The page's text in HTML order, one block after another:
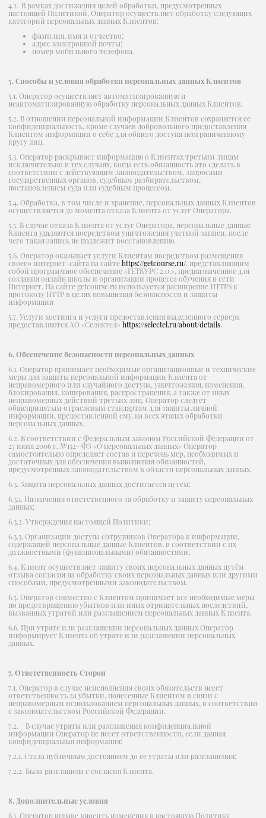
4.1. В рамках достижения целей обработки, предусмотренных
настоящей Политикой, Оператор осуществляет обработку следующих
категорий персональных данных Клиентов:
фамилия, имя и отчество;
адрес электронной почты;
номер мобильного телефона.
5. Способы и условия обработки персональных данных Клиентов
5.1. Оператор осуществляет автоматизированную и
неавтоматизированную обработку персональных данных Клиентов.
5.2. В отношении персональной информации Клиентов сохраняется ее
конфиденциальность, кроме случаев добровольного предоставления
Клиентом информации о себе для общего доступа неограниченному
кругу лиц.
5.3. Оператор раскрывает информацию о Клиентах третьим лицам
исключительно в тех случаях, когда есть обязанность это сделать в
соответствии с действующим законодательством, запросами
государственных органов, судебным разбирательством,
постановлением суда или судебным процессом.
5.4. Обработка, в том числе и хранение, персональных данных Клиентов
осуществляется до момента отказа Клиента от услуг Оператора.
5.5. В случае отказа Клиента от услуг Оператора, персональные данные
Клиента удаляются посредством уничтожения учетной записи, после
чего такая запись не подлежит восстановлению.
5.6. Оператор оказывает услуги Клиентам посредством размещения
своего интернет-сайта на сайтеhttps://getcourse.ru/, представляющим
собой программное обеспечение «ГЕТКУРС 2.0.», предназначенное для
создания онлайн школы и организации процесса обучения в сети
Интернет. На сайте getcourse.ru используется расширение HTTPS к
протоколу HTTP в целях повышения безопасности и защиты
информации
5.7. Услуги хостинга и услуги предоставления выделенного сервера
предоставляются АО «Селектел» https://selectel.ru/about/details.
6. Обеспечение безопасности персональных данных
6.1. Оператор принимает необходимые организационные и технические
меры для защиты персональной информации Клиента от
неправомерного или случайного доступа, уничтожения, изменения,
блокирования, копирования, распространения, а также от иных
неправомерных действий третьих лиц. Оператор следует
общепринятым отраслевым стандартам для защиты личной
информации, предоставленной ему, на всех этапах обработки
персональных данных.
6.2. В соответствии с Федеральным законом Российской Федерации от
27 июля 2006 г. №152- ФЗ «О персональных данных» Оператор
самостоятельно определяет состав и перечень мер, необходимых и
достаточных для обеспечения выполнения обязанностей,
предусмотренных законодательством в области персональных данных.
6.3. Защита персональных данных достигается путем:
6.3.1. Назначения ответственного за обработку и защиту персональных
данных;
6.3.2. Утверждения настоящей Политики;
6.3.3. Организации доступа сотрудников Оператора к информации,
содержащей персональные данные Клиентов, в соответствии с их
должностными (функциональными) обязанностями;
6.4. Клиент осуществляет защиту своих персональных данных путём
отзыва согласия на обработку своих персональных данных или другими
способами, предусмотренными законодательством.
6.5. Оператор совместно с Клиентом принимает все необходимые меры
по предотвращению убытков или иных отрицательных последствий,
вызванных утратой или разглашением персональных данных Клиента.
6.6. При утрате или разглашении персональных данных Оператор
информирует Клиента об утрате или разглашении персональных
данных.
7. Ответственность Сторон
7.1. Оператор в случае неисполнения своих обязательств несет
ответственность за убытки, понесенные Клиентом в связи с
неправомерным использованием персональных данных, в соответствии
с законодательством Российской Федерации.
7.2. В случае утраты или разглашения конфиденциальной
информации Оператор не несет ответственности, если данная
конфиденциальная информация:
7.2.1. Стала публичным достоянием до ее утраты или разглашения;
7.2.2. Была разглашена с согласия Клиента.
8. Дополнительные условия
8.1. Оператор вправе вносить изменения в настоящую Политику